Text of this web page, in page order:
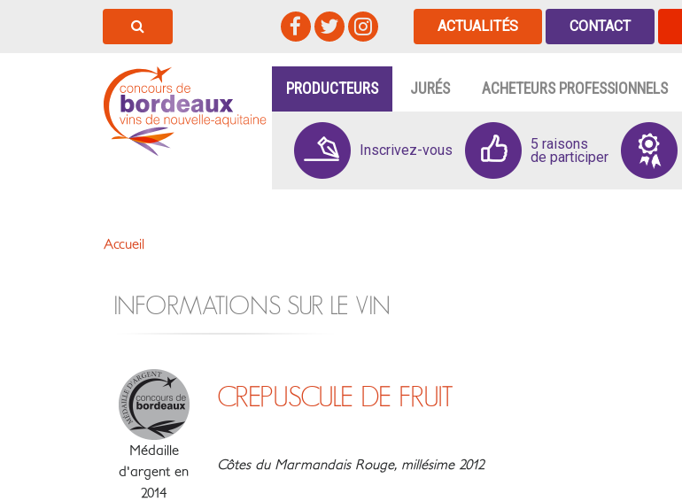
ACTUALITÉS CONTACT
PRODUCTEURS JURÉS ACHETEURS PROFESSIONNELS
Inscrivez-vous 5 raisons
de participer
Accueil
INFORMATIONS SUR LE VIN
Médaille
d'argent en
2014
CREPUSCULE DE FRUIT
Côtes du Marmandais Rouge, millésime 2012